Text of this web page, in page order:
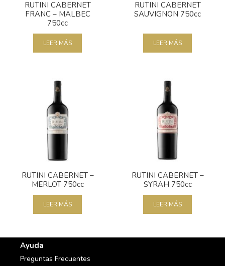
RUTINI CABERNET
FRANC – MALBEC
750cc
LEER MÁS
RUTINI CABERNET
SAUVIGNON 750cc
LEER MÁS
RUTINI CABERNET –
MERLOT 750cc
LEER MÁS
RUTINI CABERNET –
SYRAH 750cc
LEER MÁS
Ayuda
Preguntas Frecuentes